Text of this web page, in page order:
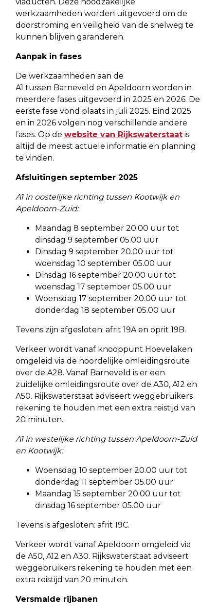
werkzaamheden worden uitgevoerd om de
doorstroming en veiligheid van de snelweg te
kunnen blijven garanderen.
Aanpak in fases
De werkzaamheden aan de
A1 tussen Barneveld en Apeldoorn worden in
meerdere fases uitgevoerd in 2025 en 2026. De
eerste fase vond plaats in juli 2025. Eind 2025
en in 2026 volgen nog verschillende andere
fases. Op de website van Rijkswaterstaat is
altijd de meest actuele informatie en planning
te vinden.
Afsluitingen september 2025
A1 in oostelijke richting tussen Kootwijk en
Apeldoorn-Zuid:
Maandag 8 september 20.00 uur tot
dinsdag 9 september 05.00 uur
Dinsdag 9 september 20.00 uur tot
woensdag 10 september 05.00 uur
Dinsdag 16 september 20.00 uur tot
woensdag 17 september 05.00 uur
Woensdag 17 september 20.00 uur tot
donderdag 18 september 05.00 uur
Tevens zijn afgesloten: afrit 19A en oprit 19B.
Verkeer wordt vanaf knooppunt Hoevelaken
omgeleid via de noordelijke omleidingsroute
over de A28. Vanaf Barneveld is er een
zuidelijke omleidingsroute over de A30, A12 en
A50. Rijkswaterstaat adviseert weggebruikers
rekening te houden met een extra reistijd van
20 minuten.
A1 in westelijke richting tussen Apeldoorn-Zuid
en Kootwijk:
Woensdag 10 september 20.00 uur tot
donderdag 11 september 05.00 uur
Maandag 15 september 20.00 uur tot
dinsdag 16 september 05.00 uur
Tevens is afgesloten: afrit 19C.
Verkeer wordt vanaf Apeldoorn omgeleid via
de A50, A12 en A30. Rijkswaterstaat adviseert
weggebruikers rekening te houden met een
extra reistijd van 20 minuten.
Versmalde rijbanen